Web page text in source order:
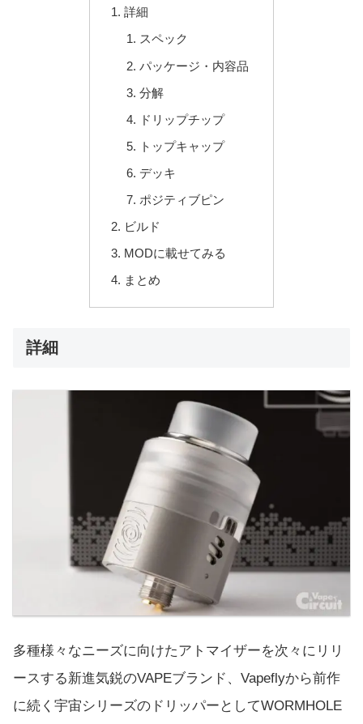
詳細
スペック
パッケージ・内容品
分解
ドリップチップ
トップキャップ
デッキ
ポジティブピン
ビルド
MODに載せてみる
まとめ
詳細
多種様々なニーズに向けたアトマイザーを次々にリリ
ースする新進気鋭のVAPEブランド、Vapeflyから前作
に続く宇宙シリーズのドリッパーとしてWORMHOLE